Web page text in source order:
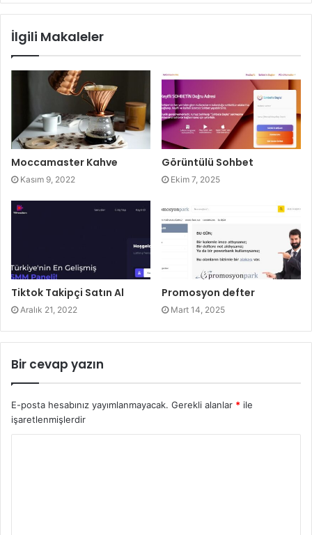
İlgili Makaleler
Moccamaster Kahve
Kasım 9, 2022
Görüntülü Sohbet
Ekim 7, 2025
Tiktok Takipçi Satın Al
Aralık 21, 2022
Promosyon defter
Mart 14, 2025
Bir cevap yazın
E-posta hesabınız yayımlanmayacak. Gerekli alanlar * ile
işaretlenmişlerdir